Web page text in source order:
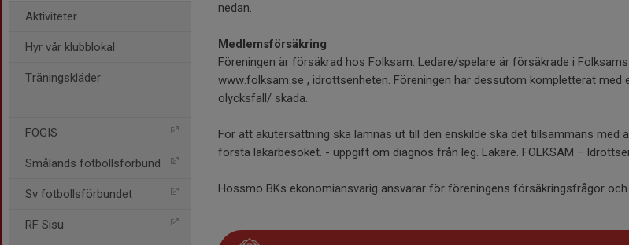
Aktiviteter
Hyr vår klubblokal
Träningskläder
FOGIS
Smålands fotbollsförbund
Sv fotbollsförbundet
RF Sisu
nedan.
Medlemsförsäkring
Föreningen är försäkrad hos Folksam. Ledare/spelare är försäkrade i
www.folksam.se , idrottsenheten. Föreningen har dessutom kompletterat med
olycksfall/ skada.
För att akutersättning ska lämnas ut till den enskilde ska det tillsammans med
första läkarbesöket. - uppgift om diagnos från leg. Läkare. FOLKSAM –
Hossmo BKs ekonomiansvarig ansvarar för föreningens försäkringsfrågor